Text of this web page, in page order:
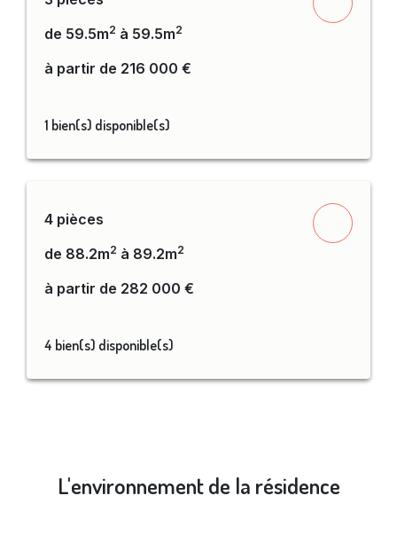
de 59.5m2 à 59.5m2
à partir de 216 000 €
1 bien(s) disponible(s)
4 pièces
de 88.2m2 à 89.2m2
à partir de 282 000 €
4 bien(s) disponible(s)
L'environnement de la résidence